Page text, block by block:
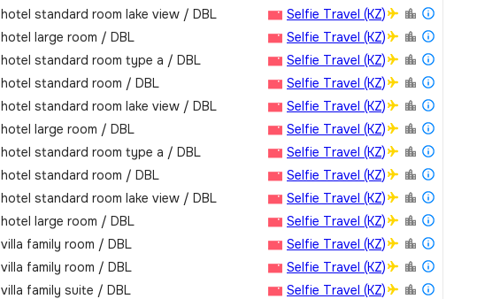
hotel standard room lake view / DBL
Selfie Travel (KZ)
hotel large room / DBL
Selfie Travel (KZ)
hotel standard room type a / DBL
Selfie Travel (KZ)
hotel standard room / DBL
Selfie Travel (KZ)
hotel standard room lake view / DBL
Selfie Travel (KZ)
hotel large room / DBL
Selfie Travel (KZ)
hotel standard room type a / DBL
Selfie Travel (KZ)
hotel standard room / DBL
Selfie Travel (KZ)
hotel standard room lake view / DBL
Selfie Travel (KZ)
hotel large room / DBL
Selfie Travel (KZ)
villa family room / DBL
Selfie Travel (KZ)
villa family room / DBL
Selfie Travel (KZ)
villa family suite / DBL
Selfie Travel (KZ)